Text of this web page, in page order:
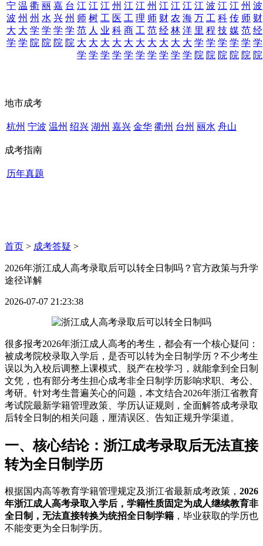
宁
波
大
学
温
州
大
学
衢
州
学
院
丽
水
学
院
嘉
兴
学
院
台
州
学
院
江
师
范
大
学
江
树
人
大
学
江
工
业
大
学
州
医
科
大
学
江
工
商
大
学
江
理
工
大
学
州
师
范
大
学
江
财
经
大
学
江
农
林
大
学
江
海
洋
大
学
江
万
里
学
院
波
工
程
学
院
江
科
技
学
院
江
传
媒
学
院
州
师
范
学
院
波
财
经
学
院
地市成考
杭州 宁波 温州 绍兴 湖州 嘉兴 金华 衢州 台州 丽水 舟山
成考指南
历年真题
首页 > 成考答疑 >
2026年浙江成人高考录取后可以转全日制吗？官方政策与升学
途径详解
2026-07-07 21:23:38
很多报考2026年浙江成人高考的考生，都会有一个核心疑问：
被成考院校录取入学后，是否可以转为全日制学历？不少考生
误以为入校后调整上课模式、脱产在校学习，就能拿到全日制
文凭，也有部分考生担心成考非全日制学历影响求职、考公、
考研。针对考生普遍关心的问题，本文结合2026年浙江省教育
考试院最新学籍管理政策、学历认证规则，全面解答成考录取
后转全日制的相关问题，厘清误区、告知正规升学渠道。
一、核心结论：浙江成考录取后无法直接
转为全日制学历
根据国内高等教育学籍管理规定及浙江省最新成考政策， 2026
年浙江成人高考录取入学后，学籍性质固定为成人继续教育非
全日制，无法直接转换为统招全日制学籍 ，毕业获取的学历也
不能变更为全日制学历。